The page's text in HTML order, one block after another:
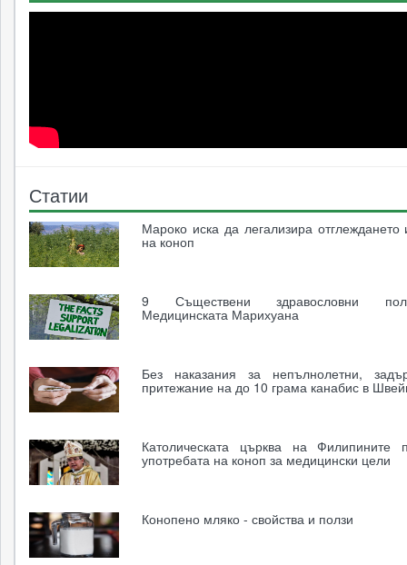
Статии
Мароко иска да легализира отглеждането
на коноп
9 Съществени здравословни
Медицинската Марихуана
Без наказания за непълнолетни,
притежание на до 10 грама канабис в
Католическата църква на Филипините
употребата на коноп за медицински цели
Конопено мляко - свойства и ползи